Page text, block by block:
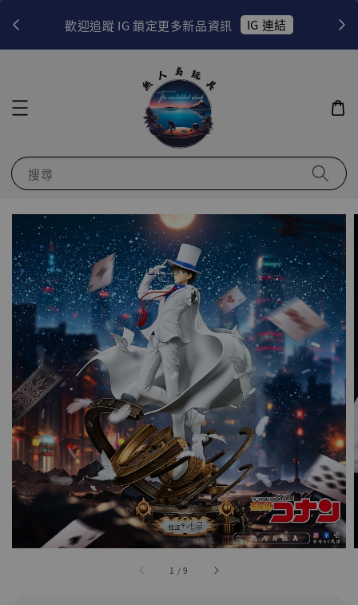
歡迎追蹤 IG 鎖定更多新品資訊 IG 連結
搜尋
1 /9